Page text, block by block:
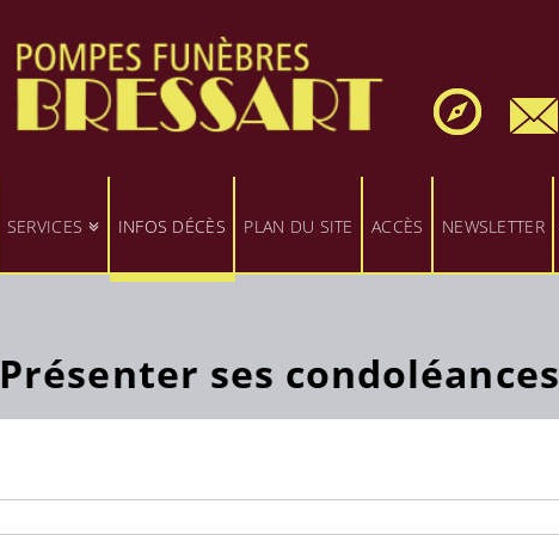
SERVICES INFOS DÉCÈS PLAN DU SITE ACCÈS NEWSLETTER
Présenter ses condoléances